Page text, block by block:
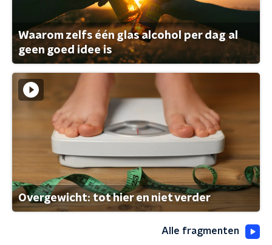
Waarom zelfs één glas alcohol per dag al
geen goed idee is
Overgewicht: tot hier en niet verder
Alle fragmenten